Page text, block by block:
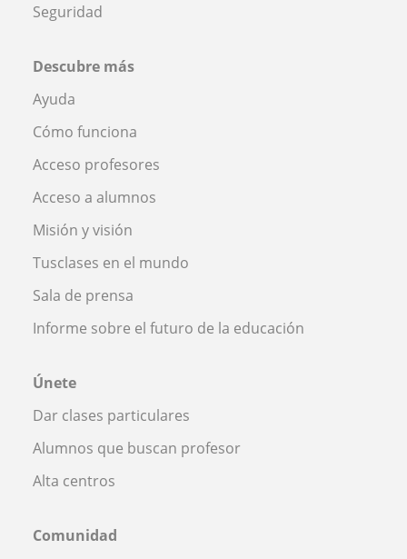
Seguridad
Descubre más
Ayuda
Cómo funciona
Acceso profesores
Acceso a alumnos
Misión y visión
Tusclases en el mundo
Sala de prensa
Informe sobre el futuro de la educación
Únete
Dar clases particulares
Alumnos que buscan profesor
Alta centros
Comunidad